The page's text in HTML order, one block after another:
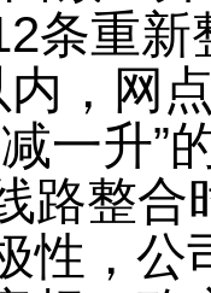
条重新
， 网
一升”
路整合
性，公